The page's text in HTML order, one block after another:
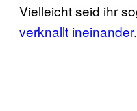
Vielleicht seid ihr
verknallt ineinander.